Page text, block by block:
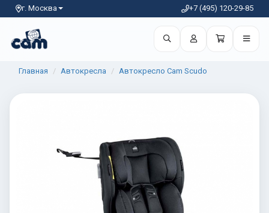
г. Москва +7 (495) 120-29-85
Главная Автокресла Автокресло Cam Scudo